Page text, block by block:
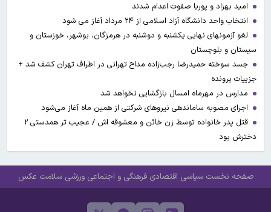
امید بهزاد و پوریا صفوت اعدام شدند
انتخاب واحد دانشگاه آزاد اسلامی از ۲۴ مرداد آغاز می شود
لغو آزمونهای نهایی یکشنبه و دوشنبه در هرمزگان، بوشهر، خوزستان و
سیستان و بلوچستان
جسد سوخته حمیدرضا رجب‌زاده مداح تهرانی در اطراف تهران کشف شد +
جزییات پرونده
مدارس در مهرماه امسال بازگشایی نخواهد شد
اجرای مصوبه ساماندهی نیرو‌های شرکتی از همین ماه آغاز می‌شود
قتل پدر خانواده توسط زن خائن و معشوقه اش / عجیب تر همدستی ۲
دخترش بود
صفحه نخست سیاسی اقتصادی فرهنگی و اجتماعی ورزشی سلامت عکس